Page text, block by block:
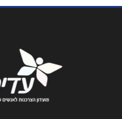
אנא חזרו אלי בקשר ל...